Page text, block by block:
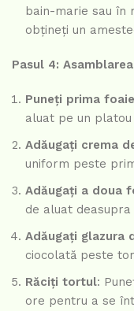
bain-marie sau în
obțineți un
Pasul 4:
Puneți prima
aluat pe un
Adăugați crema
uniform peste
Adăugați a doua
de aluat deasupra
Adăugați glazura
ciocolată peste
Răciți tortul:
ore pentru a se